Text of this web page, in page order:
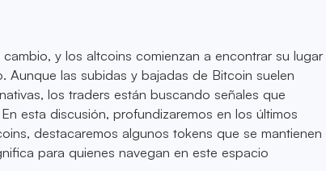
y los altcoins comienzan a encontrar su lugar
Aunque las subidas y bajadas de Bitcoin suelen
los traders están buscando señales que
esta discusión, profundizaremos en los últimos
destacaremos algunos tokens que se mantienen
para quienes navegan en este espacio